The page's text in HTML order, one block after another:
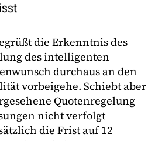
die Erkenntnis des
des intelligenten
durchaus an den
vorbeigehe. Schiebt aber
Quotenregelung
nicht verfolgt
die Frist auf 12